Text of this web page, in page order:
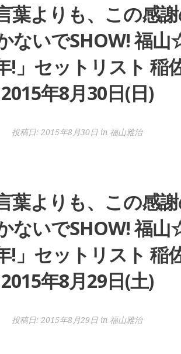
葉よりも、この感
ないでSHOW! 福
」セットリスト 稲
2015年8月30日(日)
投稿日: 2015年8月30日 in 福山雅治
葉よりも、この感
ないでSHOW! 福
」セットリスト 稲
2015年8月29日(土)
投稿日: 2015年8月29日 in 福山雅治